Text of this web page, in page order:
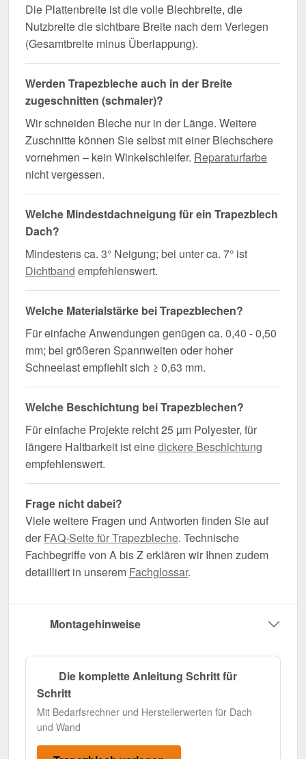
Die Plattenbreite ist die volle Blechbreite, die
Nutzbreite die sichtbare Breite nach dem Verlegen
(Gesamtbreite minus Überlappung).
Werden Trapezbleche auch in der Breite
zugeschnitten (schmaler)?
Wir schneiden Bleche nur in der Länge. Weitere
Zuschnitte können Sie selbst mit einer Blechschere
vornehmen – kein Winkelschleifer. Reparaturfarbe
nicht vergessen.
Welche Mindestdachneigung für ein Trapezblech
Dach?
Mindestens ca. 3° Neigung; bei unter ca. 7° ist
Dichtband empfehlenswert.
Welche Materialstärke bei Trapezblechen?
Für einfache Anwendungen genügen ca. 0,40 - 0,50
mm; bei größeren Spannweiten oder hoher
Schneelast empfiehlt sich ≥ 0,63 mm.
Welche Beschichtung bei Trapezblechen?
Für einfache Projekte reicht 25 µm Polyester, für
längere Haltbarkeit ist einedickere Beschichtung
empfehlenswert.
Frage nicht dabei?
Viele weitere Fragen und Antworten finden Sie auf
der FAQ-Seite für Trapezbleche. Technische
Fachbegriffe von A bis Z erklären wir Ihnen zudem
detailliert in unserem Fachglossar.
Montagehinweise
Die komplette Anleitung Schritt für
Schritt
Mit Bedarfsrechner und Herstellerwerten für Dach
und Wand